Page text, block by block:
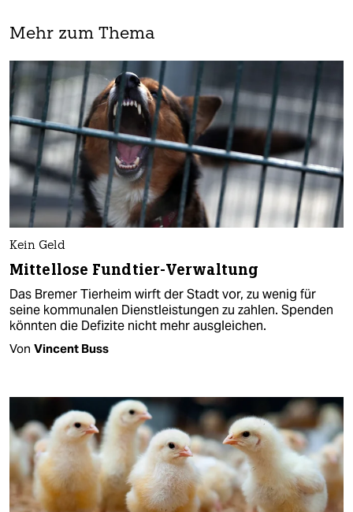
Mehr zum Thema
Kein Geld
Mittellose Fundtier-Verwaltung
Das Bremer Tierheim wirft der Stadt vor, zu wenig für
seine kommunalen Dienstleistungen zu zahlen. Spenden
könnten die Defizite nicht mehr ausgleichen.
Von Vincent Buss